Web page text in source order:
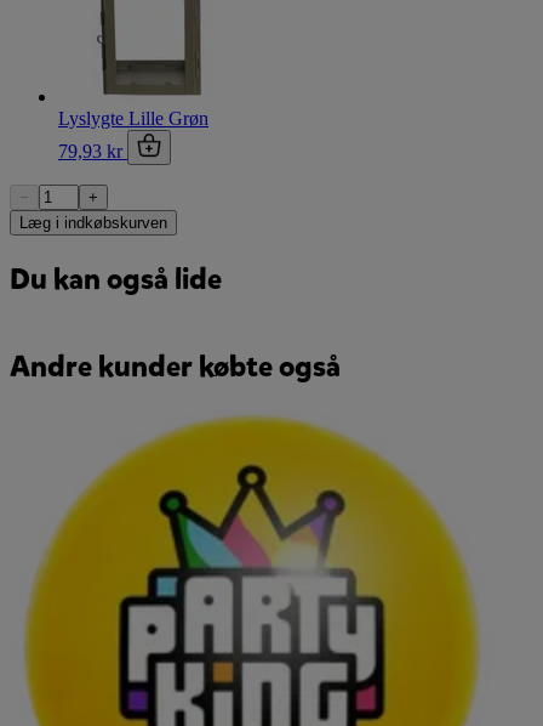
Lyslygte Lille Grøn
79,93 kr
−
+
Læg i indkøbskurven
Du kan også lide
Andre kunder købte også